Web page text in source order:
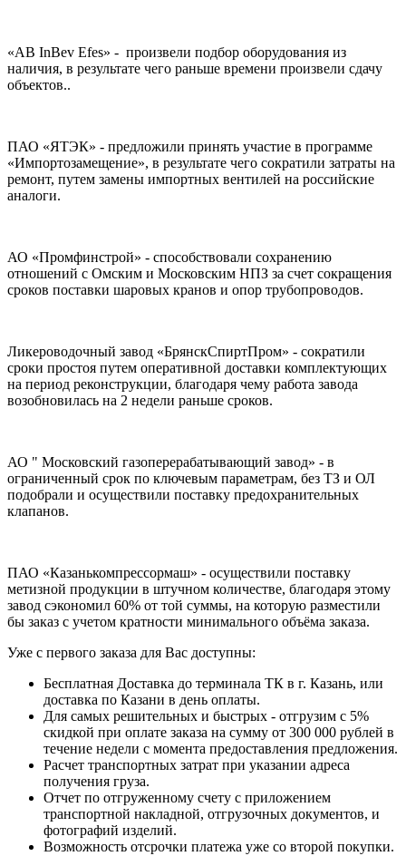
«AB InBev Efes» - произвели подбор оборудования из
наличия, в результате чего раньше времени произвели сдачу
объектов..
ПАО «ЯТЭК» - предложили принять участие в программе
«Импортозамещение», в результате чего сократили затраты на
ремонт, путем замены импортных вентилей на российские
аналоги.
АО «Промфинстрой» - способствовали сохранению
отношений с Омским и Московским НПЗ за счет сокращения
сроков поставки шаровых кранов и опор трубопроводов.
Ликероводочный завод «БрянскСпиртПром» - сократили
сроки простоя путем оперативной доставки комплектующих
на период реконструкции, благодаря чему работа завода
возобновилась на 2 недели раньше сроков.
АО " Московский газоперерабатывающий завод» - в
ограниченный срок по ключевым параметрам, без ТЗ и ОЛ
подобрали и осуществили поставку предохранительных
клапанов.
ПАО «Казанькомпрессормаш» - осуществили поставку
метизной продукции в штучном количестве, благодаря этому
завод сэкономил 60% от той суммы, на которую разместили
бы заказ с учетом кратности минимального объёма заказа.
Уже с первого заказа для Вас доступны:
Бесплатная Доставка до терминала ТК в г. Казань, или
доставка по Казани в день оплаты.
Для самых решительных и быстрых - отгрузим с 5%
скидкой при оплате заказа на сумму от 300 000 рублей в
течение недели с момента предоставления предложения.
Расчет транспортных затрат при указании адреса
получения груза.
Отчет по отгруженному счету с приложением
транспортной накладной, отгрузочных документов, и
фотографий изделий.
Возможность отсрочки платежа уже со второй покупки.